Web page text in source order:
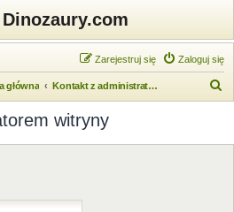
Zaloguj się
Zarejestruj się
główna Kontakt z administratorem witryny
k
witryny